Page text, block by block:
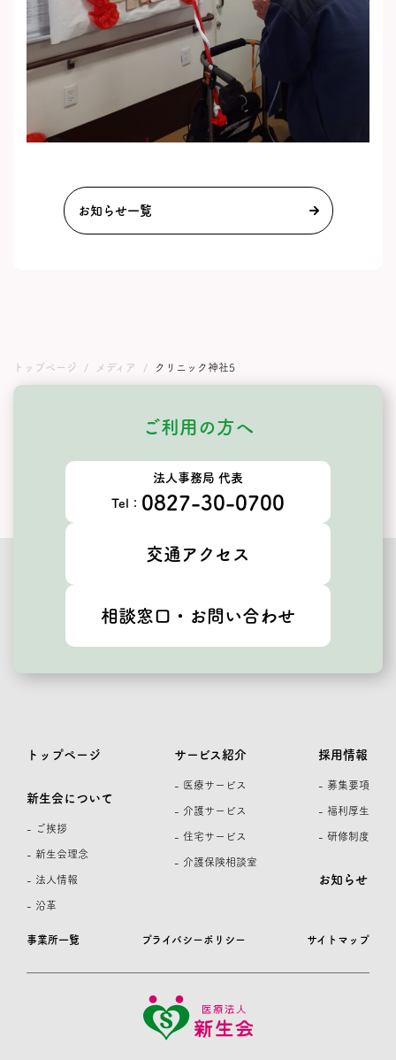
お知らせ一覧
トップページ メディア クリニック神社5
ご利用の方へ
法人事務局 代表
Tel： 0827-30-0700
交通アクセス
相談窓口・お問い合わせ
事業所一覧 プライバシーポリシー サイトマップ
トップページ
新生会について
- ご挨拶
- 新生会理念
- 法人情報
- 沿革
サービス紹介
- 医療サービス
- 介護サービス
- 住宅サービス
- 介護保険相談室
採用情報
- 募集要項
- 福利厚生
- 研修制度
お知らせ